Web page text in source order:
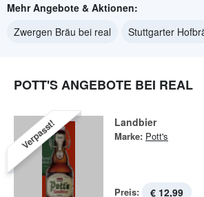
Mehr Angebote & Aktionen:
Zwergen Bräu bei real
Stuttgarter
POTT'S ANGEBOTE BEI REAL
Verpasst! Landbier
Marke: Pott's
Preis: € 12,99